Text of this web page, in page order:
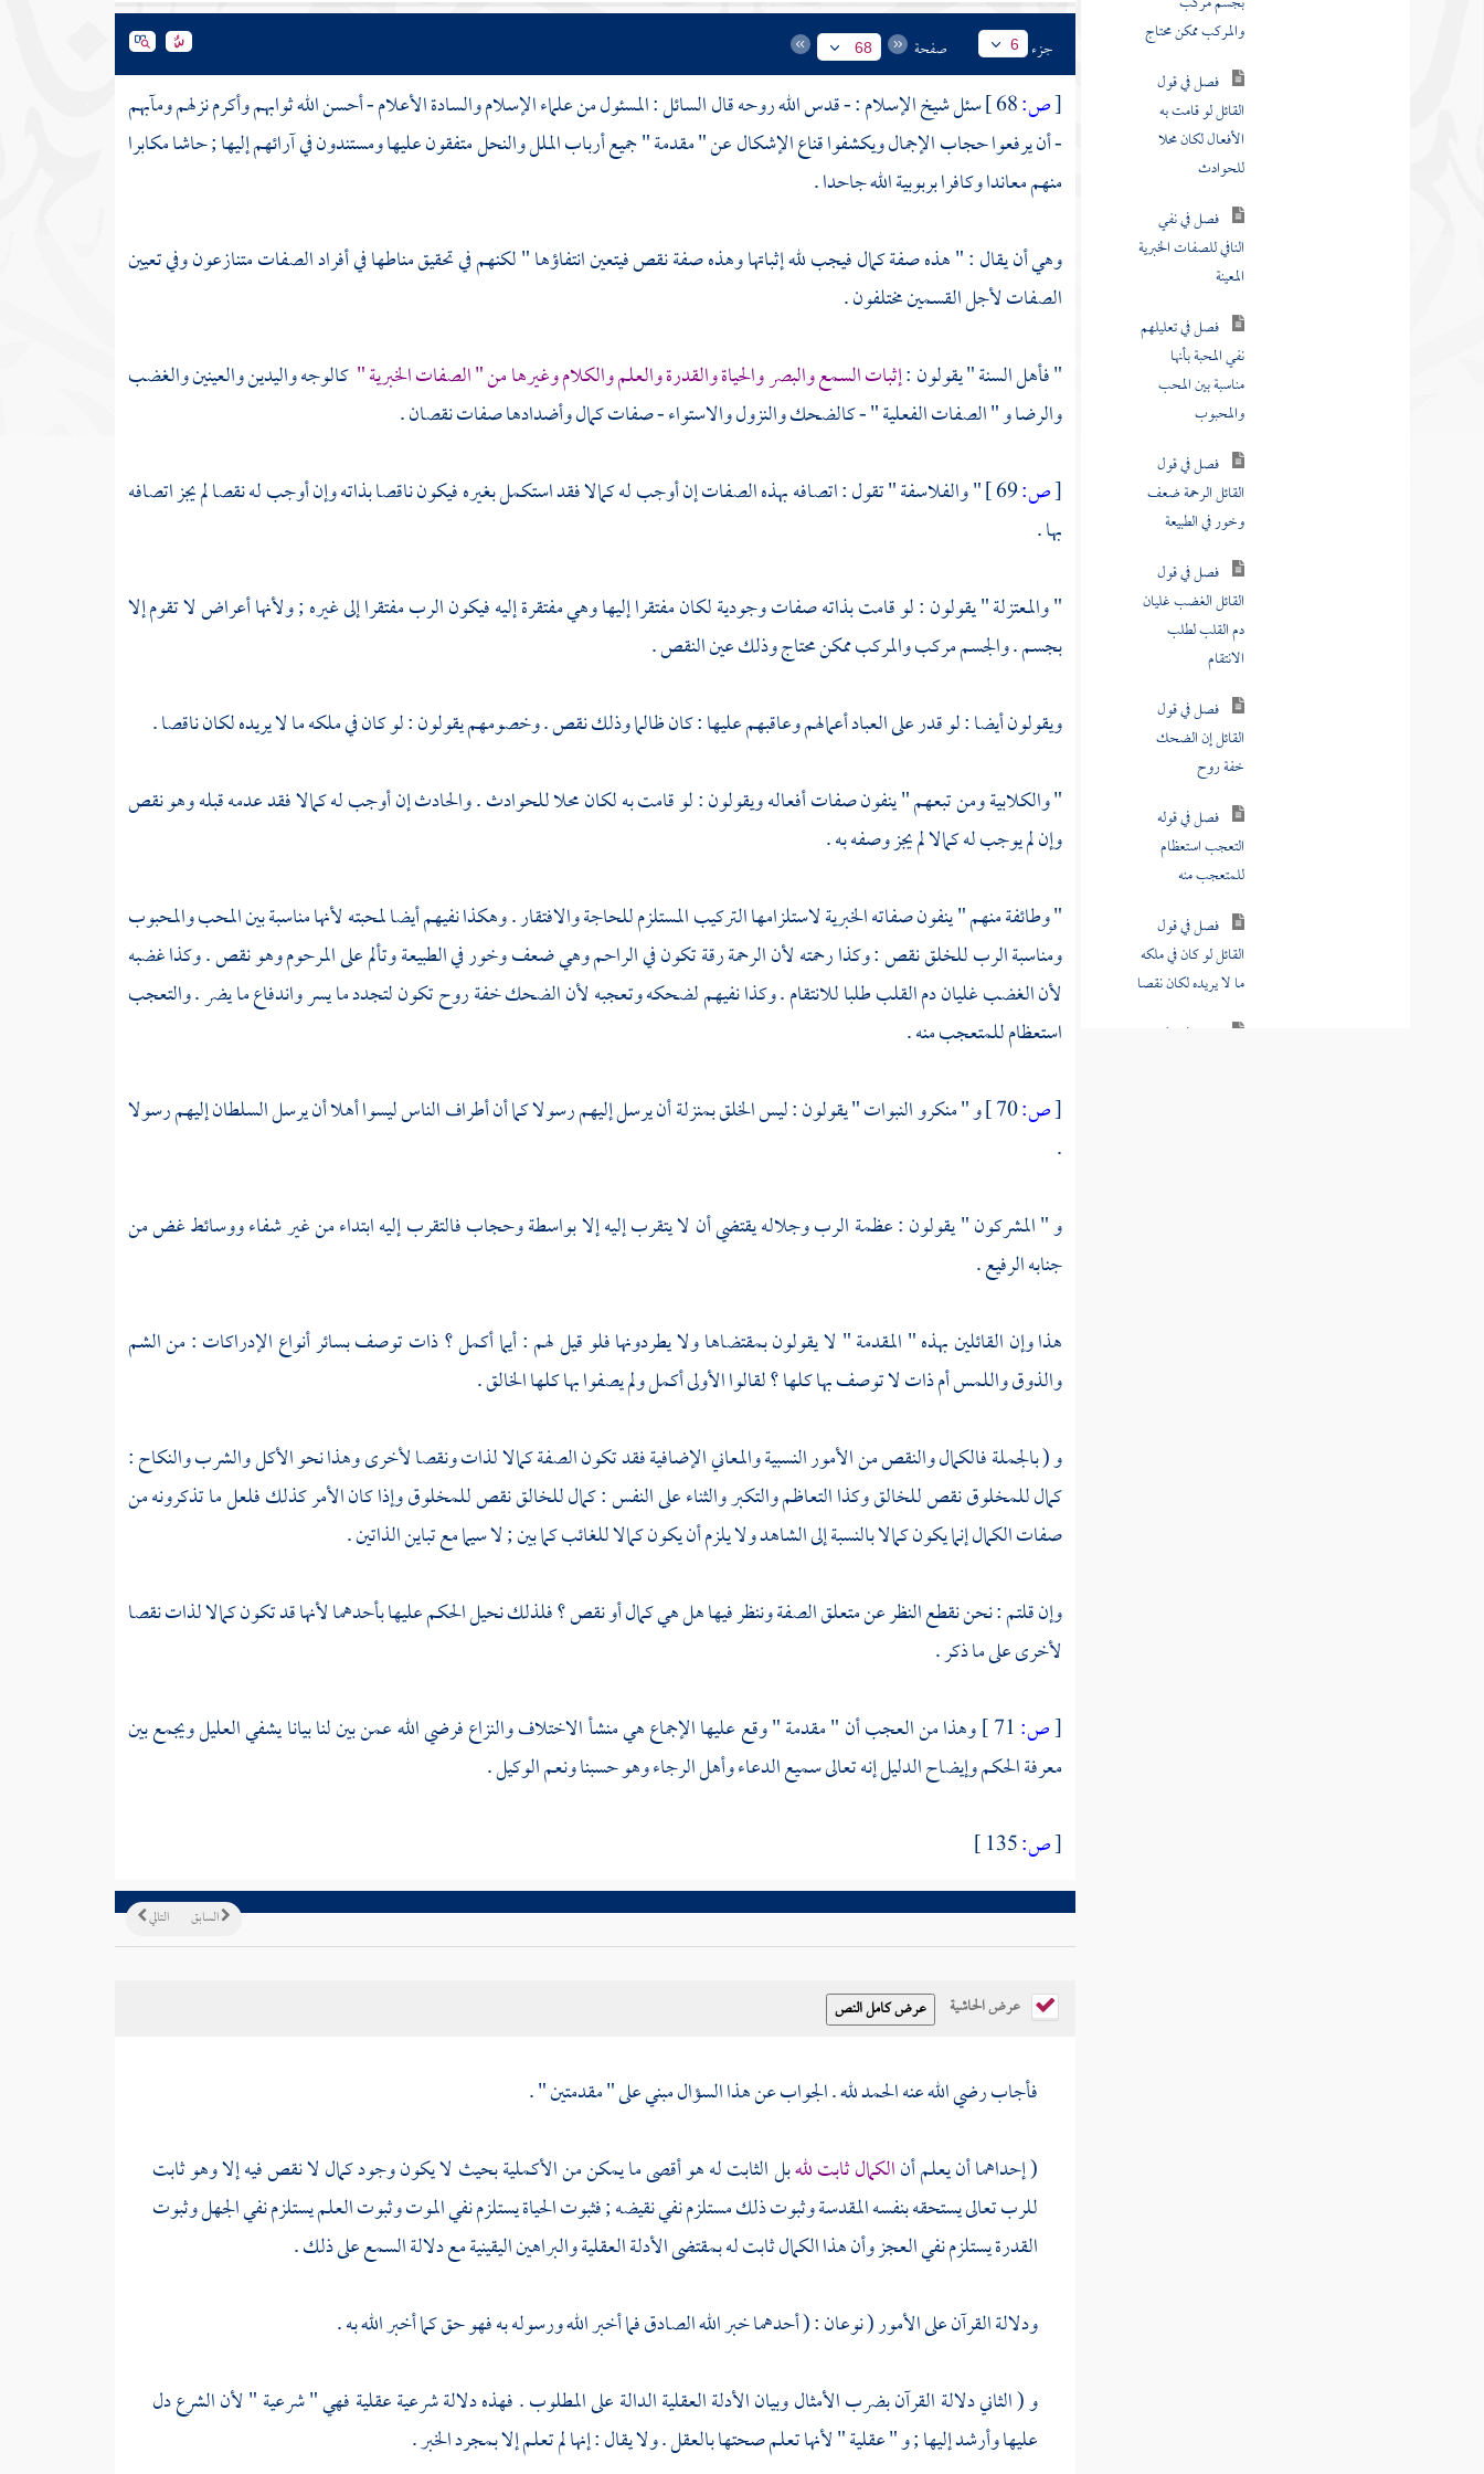
الانتقام
فصل في قول
القائل إن الضحك
خفة روح
فصل في قوله
التعجب استعظام
للمتعجب منه
فصل في قول
القائل لو كان في ملكه
ما لا يريده لكان نقصا
فصل في منكرو
النبوات
فصل في قول
المشركين إن عظمته
تقتضي أن لا يتقرب
إليه إلا بواسطة
فصل في مثبتة
الصفات لهم في هذه
الإدراكات ثلاثة
أقوال معروفة
فصل في قول
القائل الكمال والنقص
من الأمور النسبية
فصل في ما يجوز أن يسمى الله به
ويدعى به ويخبر عنه
فصل في القاعدة العظيمة في
مسائل الصفات والأفعال
قاعدة في الاسم والمسمى
جزء 6 صفحة 68
[ص:
سئل شيخ الإسلام : - قدس الله روحه قال السائل : المسئول من علماء الإسلام والسادة الأعلام - أحسن الله ثوابهم وأكرم نزلهم ومآبهم
- أن يرفعوا حجاب الإجمال ويكشفوا قناع الإشكال عن " مقدمة " جميع أرباب الملل والنحل متفقون عليها ومستندون في آرائهم إليها ; حاشا مكابرا
منهم معاندا وكافرا بربوبية الله جاحدا .
وهي أن يقال : " هذه صفة كمال فيجب لله إثباتها وهذه صفة نقص فيتعين انتفاؤها " لكنهم في تحقيق مناطها في أفراد الصفات متنازعون وفي تعيين
الصفات لأجل القسمين مختلفون .
"فأهل السنة" يقولون :إثبات السمع والبصر والحياة والقدرة والعلم والكلام وغيرها من " الصفات الخبرية " كالوجه واليدين والعينين والغضب
والرضا و " الصفات الفعلية " - كالضحك والنزول والاستواء - صفات كمال وأضدادها صفات نقصان .
[ص: "والفلاسفة" تقول : اتصافه بهذه الصفات إن أوجب له كمالا فقد استكمل بغيره فيكون ناقصا بذاته وإن أوجب له نقصا لم يجز اتصافه
بها .
"والمعتزلة" يقولون : لو قامت بذاته صفات وجودية لكان مفتقرا إليها وهي مفتقرة إليه فيكون الرب مفتقرا إلى غيره ; ولأنها أعراض لا تقوم إلا
بجسم . والجسم مركب والمركب ممكن محتاج وذلك عين النقص .
ويقولون أيضا : لو قدر على العباد أعمالهم وعاقبهم عليها : كان ظالما وذلك نقص . وخصومهم يقولون : لو كان في ملكه ما لا يريده لكان ناقصا .
"والكلابيةومن تبعهم " ينفون صفات أفعاله ويقولون : لو قامت به لكان محلا للحوادث . والحادث إن أوجب له كمالا فقد عدمه قبله وهو نقص
وإن لم يوجب له كمالا لم يجز وصفه به .
" وطائفة منهم " ينفون صفاته الخبرية لاستلزامها التركيب المستلزم للحاجة والافتقار . وهكذا نفيهم أيضا لمحبته لأنها مناسبة بين المحب والمحبوب
ومناسبة الرب للخلق نقص : وكذا رحمته لأن الرحمة رقة تكون في الراحم وهي ضعف وخور في الطبيعة وتألم على المرحوم وهو نقص . وكذا غضبه
لأن الغضب غليان دم القلب طلبا للانتقام . وكذا نفيهم لضحكه وتعجبه لأن الضحك خفة روح تكون لتجدد ما يسر واندفاع ما يضر . والتعجب
استعظام للمتعجب منه .
[ص:
و " منكرو النبوات " يقولون : ليس الخلق بمنزلة أن يرسل إليهم رسولا كما أن أطراف الناس ليسوا أهلا أن يرسل السلطان إليهم رسولا
.
و " المشركون " يقولون : عظمة الرب وجلاله يقتضي أن لا يتقرب إليه إلا بواسطة وحجاب فالتقرب إليه ابتداء من غير شفاء ووسائط غض من
جنابه الرفيع .
هذا وإن القائلين بهذه " المقدمة " لا يقولون بمقتضاها ولا يطردونها فلو قيل لهم : أيما أكمل ؟ ذات توصف بسائر أنواع الإدراكات : من الشم
والذوق واللمس أم ذات لا توصف بها كلها ؟ لقالوا الأولى أكمل ولم يصفوا بها كلها الخالق .
و ( بالجملة فالكمال والنقص من الأمور النسبية والمعاني الإضافية فقد تكون الصفة كمالا لذات ونقصا لأخرى وهذا نحو الأكل والشرب والنكاح :
كمال للمخلوق نقص للخالق وكذا التعاظم والتكبر والثناء على النفس : كمال للخالق نقص للمخلوق وإذا كان الأمر كذلك فلعل ما تذكرونه من
صفات الكمال إنما يكون كمالا بالنسبة إلى الشاهد ولا يلزم أن يكون كمالا للغائب كما بين ; لا سيما مع تباين الذاتين .
وإن قلتم : نحن نقطع النظر عن متعلق الصفة وننظر فيها هل هي كمال أو نقص ؟ فلذلك نحيل الحكم عليها بأحدهما لأنها قد تكون كمالا لذات نقصا
لأخرى على ما ذكر .
[ص:
وهذا من العجب أن " مقدمة " وقع عليها الإجماع هي منشأ الاختلاف والنزاع فرضي الله عمن بين لنا بيانا يشفي العليل ويجمع بين
معرفة الحكم وإيضاح الدليل إنه تعالى سميع الدعاء وأهل الرجاء وهو حسبنا ونعم الوكيل .
[ص:
التالي السابق
عرض الحاشية
فأجاب رضي الله عنه الحمد لله . الجواب عن هذا السؤال مبني على " مقدمتين " .
( إحداهما أن يعلم أنالكمال ثابت للهبل الثابت له هو أقصى ما يمكن من الأكملية بحيث لا يكون وجود كمال لا نقص فيه إلا وهو ثابت
للرب تعالى يستحقه بنفسه المقدسة وثبوت ذلك مستلزم نفي نقيضه ; فثبوت الحياة يستلزم نفي الموت وثبوت العلم يستلزم نفي الجهل وثبوت
القدرة يستلزم نفي العجز وأن هذا الكمال ثابت له بمقتضى الأدلة العقلية والبراهين اليقينية مع دلالة السمع على ذلك .
ودلالة القرآن على الأمور ( نوعان : ( أحدهما خبر الله الصادق فما أخبر الله ورسوله به فهو حق كما أخبر الله به .
و ( الثاني دلالة القرآن بضرب الأمثال وبيان الأدلة العقلية الدالة على المطلوب . فهذه دلالة شرعية عقلية فهي " شرعية " لأن الشرع دل
عليها وأرشد إليها ; و " عقلية " لأنها تعلم صحتها بالعقل . ولا يقال : إنها لم تعلم إلا بمجرد الخبر .